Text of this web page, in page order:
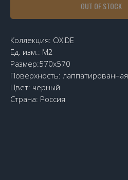
OUT OF STOCK
Коллекция: OXIDE
Ед. изм.: М2
Размер:570x570
Поверхность: лаппатированная
Цвет: черный
Страна: Россия